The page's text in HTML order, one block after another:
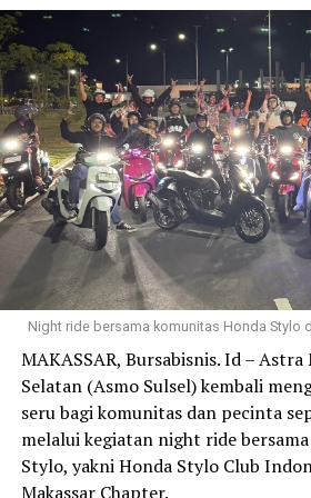
M. Adenanta Putra dipercaya
kelas Asia Superbike (ASB) 1000
CBR1000RR-R.
Sementara itu, persaingan di kelas
yang menggunakan CBR600RR
Firdaus dan Fadillah Arbi Aditama,
telah mempersembahkan ragam
Pada kelas Asia Production (AP)
mempercayakan Rheza Danica
Badly Ayatullah untuk kembali
dominasi gemilang bersama
melalui partisipasi AHM di Moto4
sebelumnya bernama Asia Talent
2026, tiga pebalap muda binaan
bersaing di ajang ini, yaitu Muh.
Pranata Sukma dan M. Maulana
Night ride bersama komunitas Honda Stylo
MAKASSAR, Bursabisnis. Id –
Selatan (Asmo Sulsel) kembali
seru bagi komunitas dan pecinta
melalui kegiatan night ride
Stylo, yakni Honda Stylo Club
Makassar Chapter.